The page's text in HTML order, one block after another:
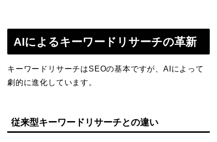
AIによるキーワードリサーチの革新
キーワードリサーチはSEOの基本ですが、AIによって
劇的に進化しています。
従来型キーワードリサーチとの違い